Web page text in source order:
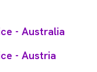
- Australia
- Austria